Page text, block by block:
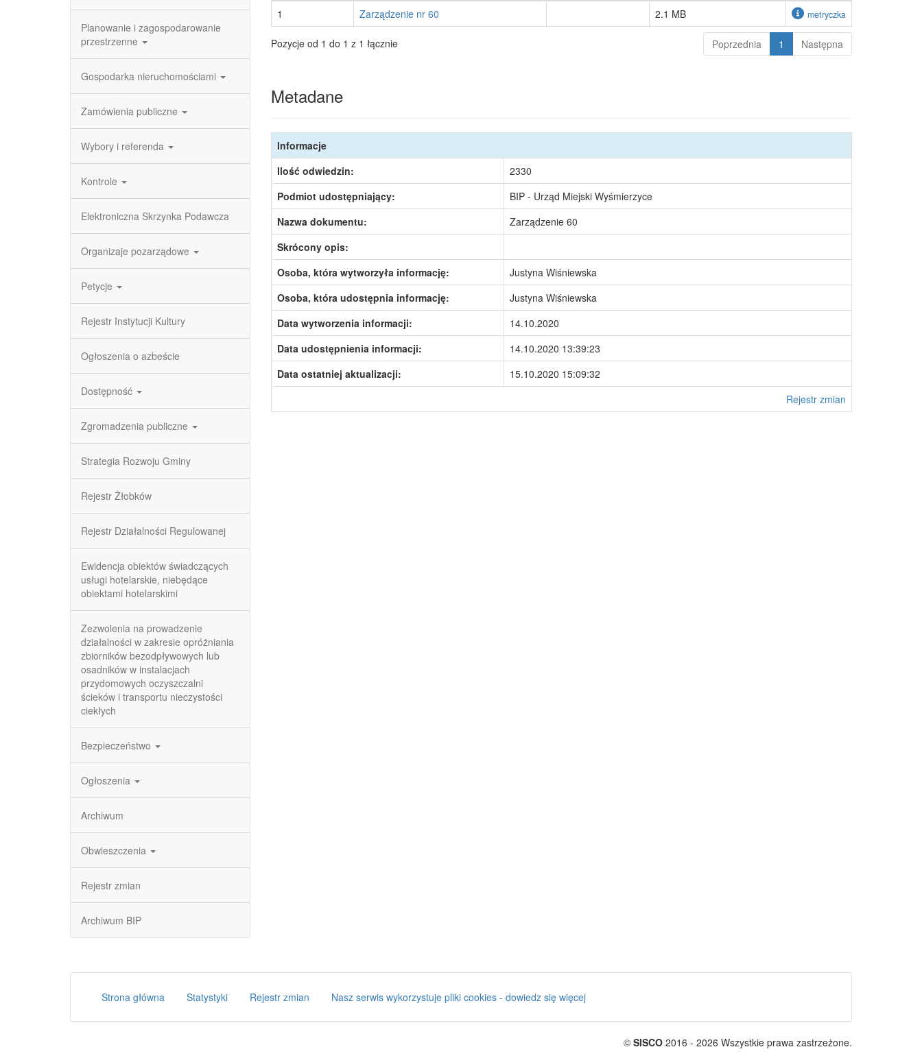
Planowanie i zagospodarowanie
przestrzenne
Gospodarka nieruchomościami
Zamówienia publiczne
Wybory i referenda
Kontrole
Elektroniczna Skrzynka Podawcza
Organizaje pozarządowe
Petycje
Rejestr Instytucji Kultury
Ogłoszenia o azbeście
Dostępność
Zgromadzenia publiczne
Strategia Rozwoju Gminy
Rejestr Żłobków
Rejestr Działalności Regulowanej
Ewidencja obiektów świadczących
usługi hotelarskie, niebędące
obiektami hotelarskimi
Zezwolenia na prowadzenie
działalności w zakresie opróżniania
zbiorników bezodpływowych lub
osadników w instalacjach
przydomowych oczyszczalni
ścieków i transportu nieczystości
ciekłych
Bezpieczeństwo
Ogłoszenia
Archiwum
Obwieszczenia
Rejestr zmian
Archiwum BIP
1
Zarządzenie nr 60 2.1 MB metryczka
Pozycje od 1 do 1 z 1 łącznie Poprzednia 1 Następna
Metadane
Informacje
Ilość odwiedzin:
2330
Podmiot udostępniający:
BIP - Urząd Miejski Wyśmierzyce
Nazwa dokumentu:
Zarządzenie 60
Skrócony opis:
Osoba, która wytworzyła informację:
Justyna Wiśniewska
Osoba, która udostępnia informację:
Justyna Wiśniewska
Data wytworzenia informacji:
14.10.2020
Data udostępnienia informacji:
14.10.2020 13:39:23
Data ostatniej aktualizacji:
15.10.2020 15:09:32
Rejestr zmian
Strona główna Statystyki Rejestr zmian Nasz serwis wykorzystuje pliki cookies - dowiedz się więcej
© SISCO 2016 - 2026 Wszystkie prawa zastrzeżone.